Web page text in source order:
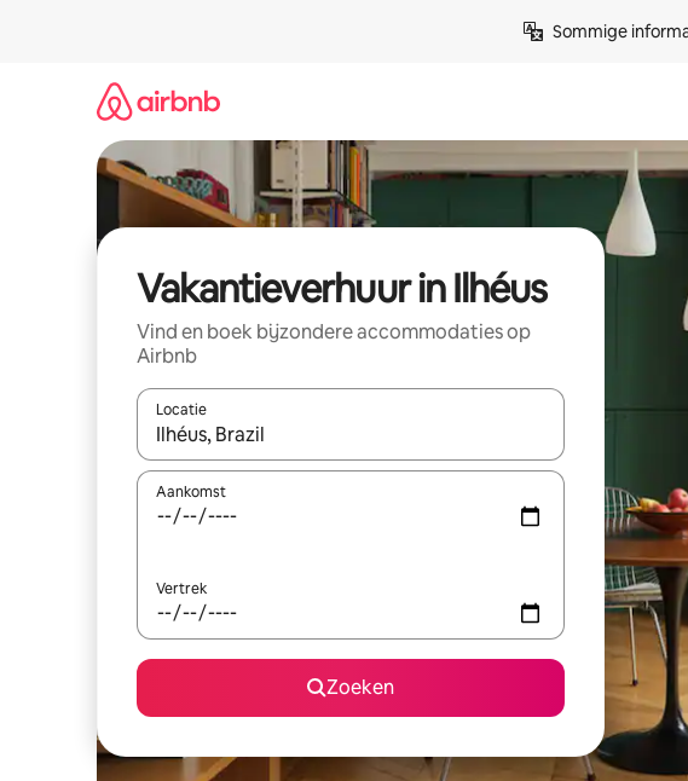
Sommige
Vakantieverhuur in Ilhéus
Vind en boek bijzondere accommodaties op
Airbnb
Locatie
Wanneer er suggesties beschikbaar zijn, maak je een keuze met
Aankomst
Vertrek
Zoeken